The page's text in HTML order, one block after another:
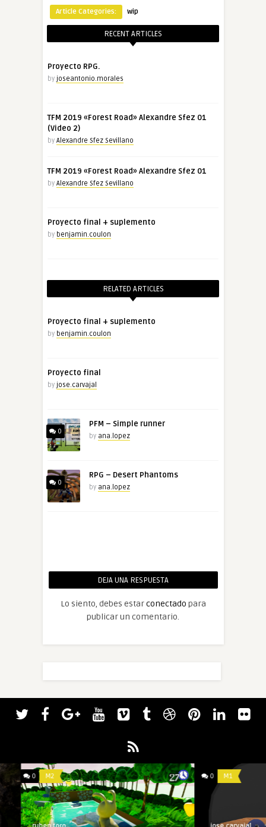
Article Categories: wip
RECENT ARTICLES
Proyecto RPG.
by joseantonio.morales
TFM 2019 «Forest Road» Alexandre Sfez 01
(Video 2)
by Alexandre Sfez Sevillano
TFM 2019 «Forest Road» Alexandre Sfez 01
by Alexandre Sfez Sevillano
Proyecto final + suplemento
by benjamin.coulon
RELATED ARTICLES
Proyecto final + suplemento
by benjamin.coulon
Proyecto final
by jose.carvajal
0
PFM – Simple runner
by ana.lopez
0
RPG – Desert Phantoms
by ana.lopez
DEJA UNA RESPUESTA
Lo siento, debes estarconectado para
publicar un comentario.
M2 0 M1